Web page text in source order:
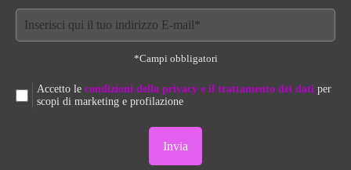
*Campi obbligatori
Accetto le condizioni della privacy e il trattamento dei dati per
scopi di marketing e profilazione